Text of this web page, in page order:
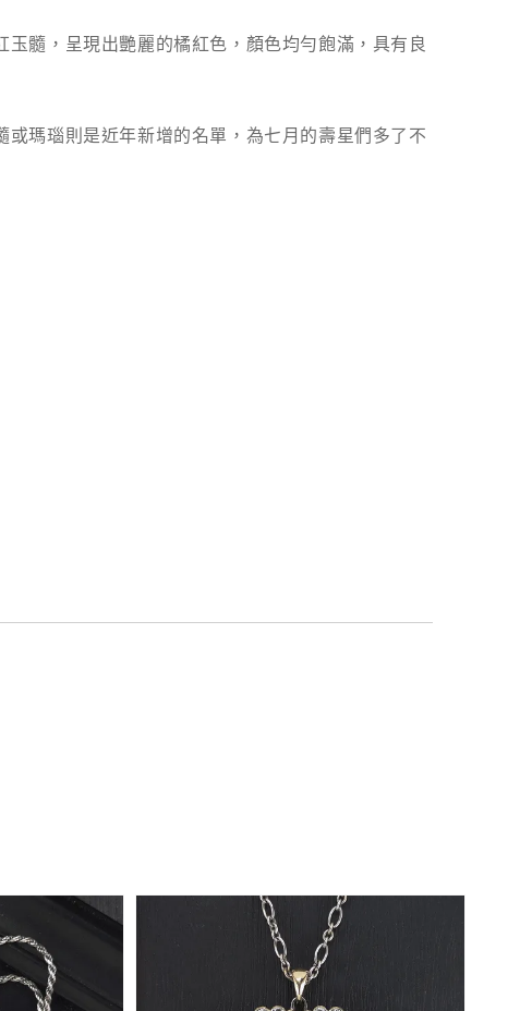
髓，呈現出艷麗的橘紅色，顏色均勻飽滿，具有良
瑪瑙則是近年新增的名單，為七月的壽星們多了不